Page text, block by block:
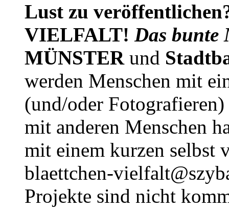
Lust zu
VIELFALT! Das bunte
MÜNSTERund
werden Menschen mit
(und/oder
mit anderen Menschen
mit einem kurzen selbst
blaettchen-
Projekte sind nicht